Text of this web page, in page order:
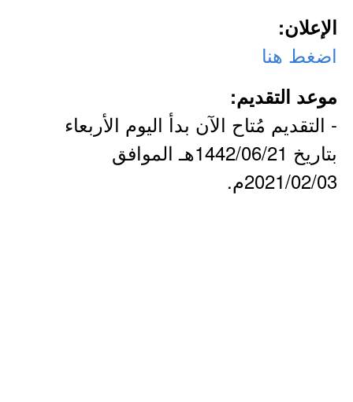
الإعلان:
اضغط هنا
موعد التقديم:
- التقديم مُتاح الآن بدأ اليوم الأربعاء
بتاريخ 1442/06/21هـ الموافق
2021/02/03م.